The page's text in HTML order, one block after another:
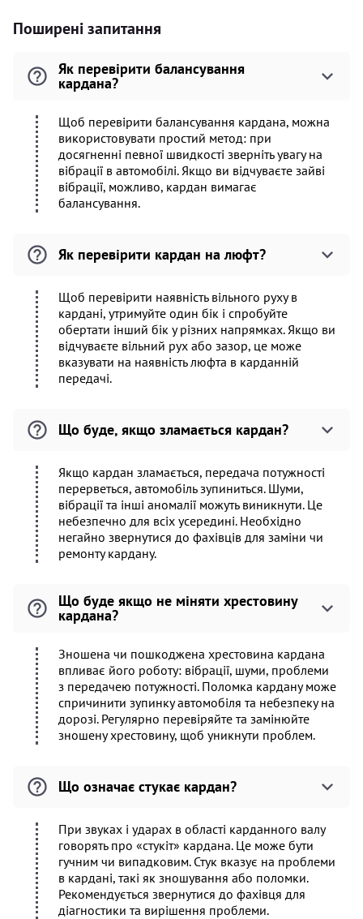
Поширені запитання
Як перевірити балансування
кардана?
Щоб перевірити балансування кардана, можна
використовувати простий метод: при
досягненні певної швидкості зверніть увагу на
вібрації в автомобілі. Якщо ви відчуваєте зайві
вібрації, можливо, кардан вимагає
балансування.
Як перевірити кардан на люфт?
Щоб перевірити наявність вільного руху в
кардані, утримуйте один бік і спробуйте
обертати інший бік у різних напрямках. Якщо ви
відчуваєте вільний рух або зазор, це може
вказувати на наявність люфта в карданній
передачі.
Що буде, якщо зламається кардан?
Якщо кардан зламається, передача потужності
перерветься, автомобіль зупиниться. Шуми,
вібрації та інші аномалії можуть виникнути. Це
небезпечно для всіх усередині. Необхідно
негайно звернутися до фахівців для заміни чи
ремонту кардану.
Що буде якщо не міняти хрестовину
кардана?
Зношена чи пошкоджена хрестовина кардана
впливає його роботу: вібрації, шуми, проблеми
з передачею потужності. Поломка кардану може
спричинити зупинку автомобіля та небезпеку на
дорозі. Регулярно перевіряйте та замінюйте
зношену хрестовину, щоб уникнути проблем.
Що означає стукає кардан?
При звуках і ударах в області карданного валу
говорять про «стукіт» кардана. Це може бути
гучним чи випадковим. Стук вказує на проблеми
в кардані, такі як зношування або поломки.
Рекомендується звернутися до фахівця для
діагностики та вирішення проблеми.